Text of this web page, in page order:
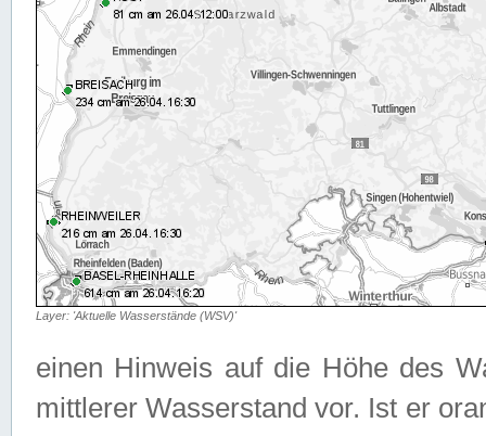
Layer: 'Aktuelle Wasserstände (WSV)'
einen Hinweis auf die Höhe des
mittlerer Wasserstand vor. Ist er